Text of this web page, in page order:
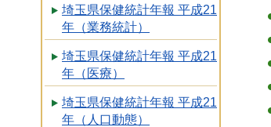
埼玉県保健統計年報 平成21
年（業務統計）
埼玉県保健統計年報 平成21
年（医療）
埼玉県保健統計年報 平成21
年（人口動態）